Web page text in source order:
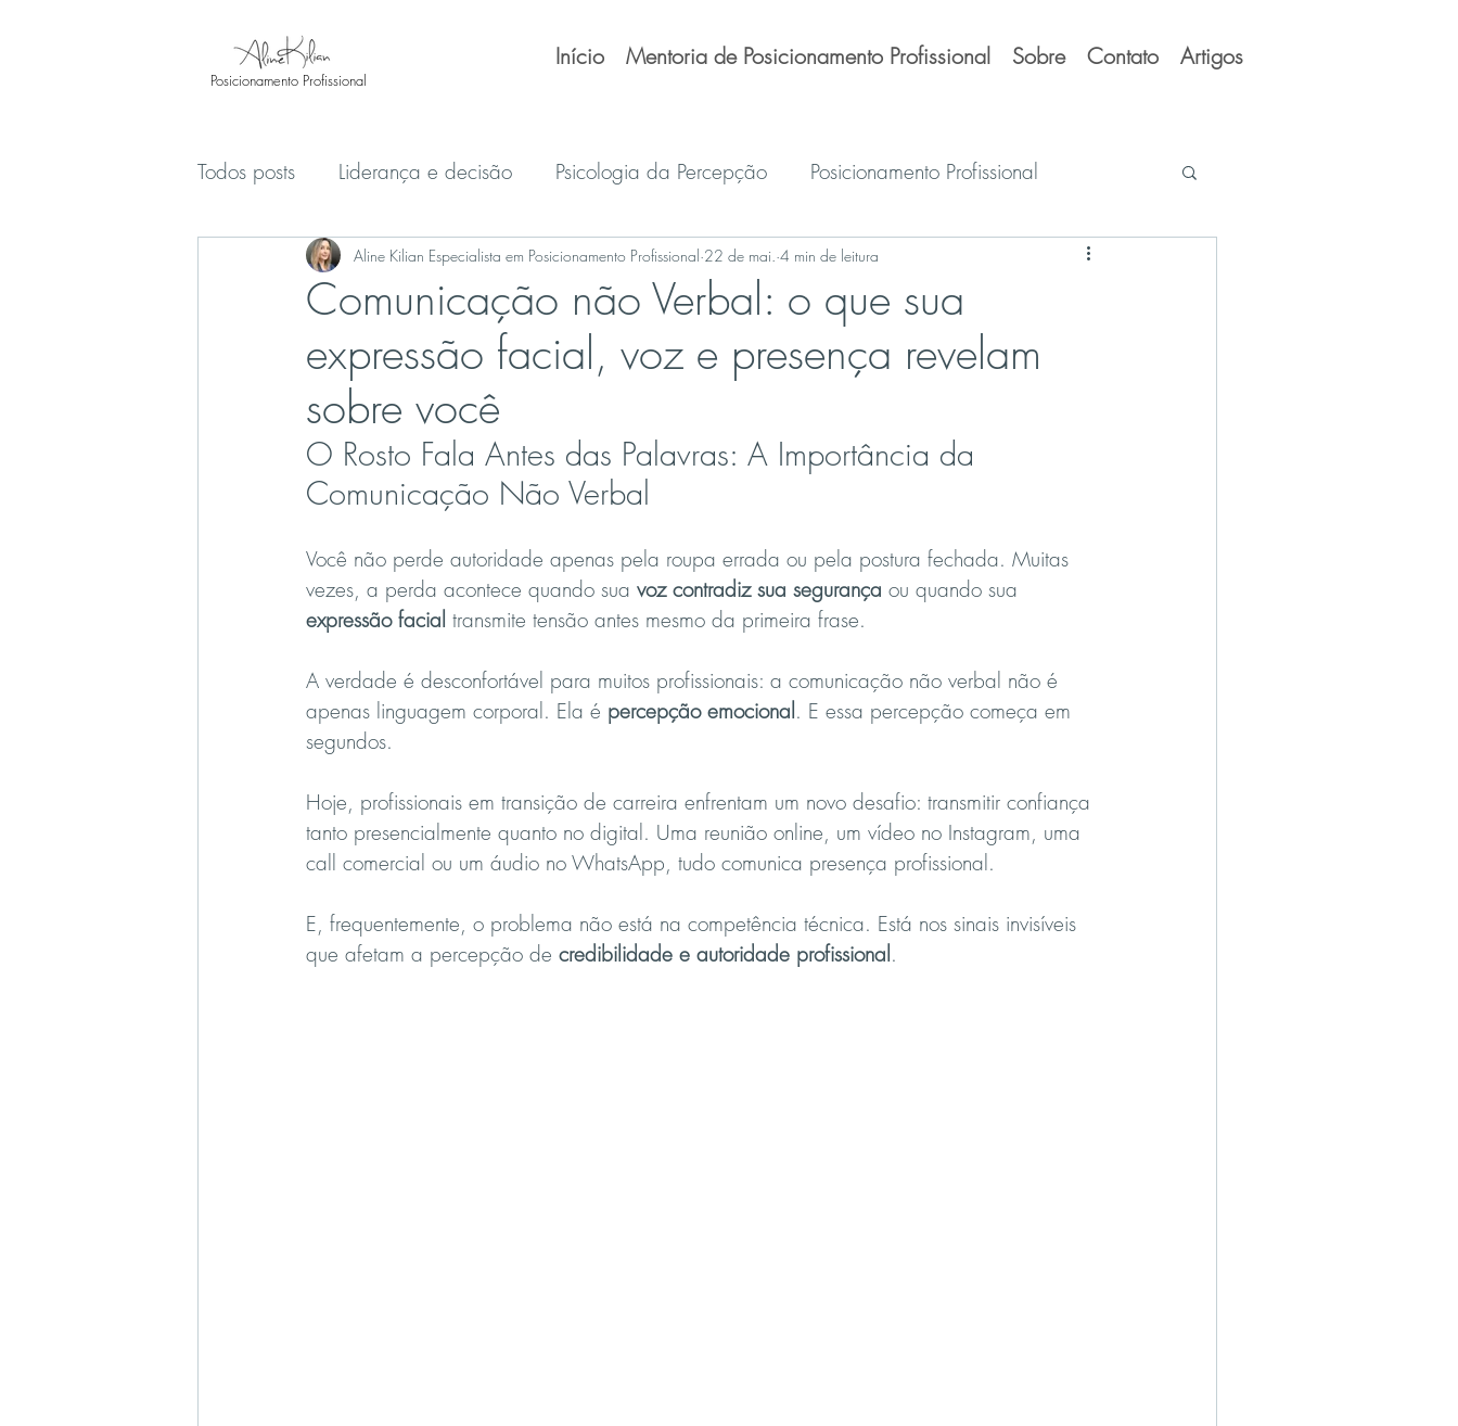
Posicionamento Profissional
Início Mentoria de Posicionamento Profissional Sobre Contato Artigos
Todos posts Liderança e decisão Psicologia da Percepção Posicionamento Profissional
Comunicação não Verbal: o que sua
expressão facial, voz e presença revelam
sobre você
Aline Kilian Especialista em Posicionamento Profissional 22 de mai. 4 min de leitura
O Rosto Fala Antes das Palavras: A Importância da
Comunicação Não Verbal
Você não perde autoridade apenas pela roupa errada ou pela postura fechada. Muitas
vezes, a perda acontece quando sua voz contradiz sua segurança ou quando sua
expressão facial transmite tensão antes mesmo da primeira frase.
A verdade é desconfortável para muitos profissionais: a comunicação não verbal não é
apenas linguagem corporal. Ela é percepção emocional. E essa percepção começa em
segundos.
Hoje, profissionais em transição de carreira enfrentam um novo desafio: transmitir confiança
tanto presencialmente quanto no digital. Uma reunião online, um vídeo no Instagram, uma
call comercial ou um áudio no WhatsApp, tudo comunica presença profissional.
E, frequentemente, o problema não está na competência técnica. Está nos sinais invisíveis
que afetam a percepção de credibilidade e autoridade profissional.